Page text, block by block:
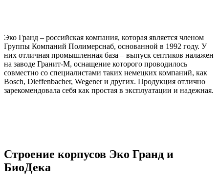
Эко Гранд – российская компания, которая является членом
Группы Компаний Полимерснаб, основанной в 1992 году. У
них отличная промышленная база – выпуск септиков налажен
на заводе Гранит-М, оснащение которого проводилось
совместно со специалистами таких немецких компаний, как
Bosch, Dieffenbacher, Wegener и других. Продукция отлично
зарекомендовала себя как простая в эксплуатации и надежная.
Строение корпусов Эко Гранд и
БиоДека